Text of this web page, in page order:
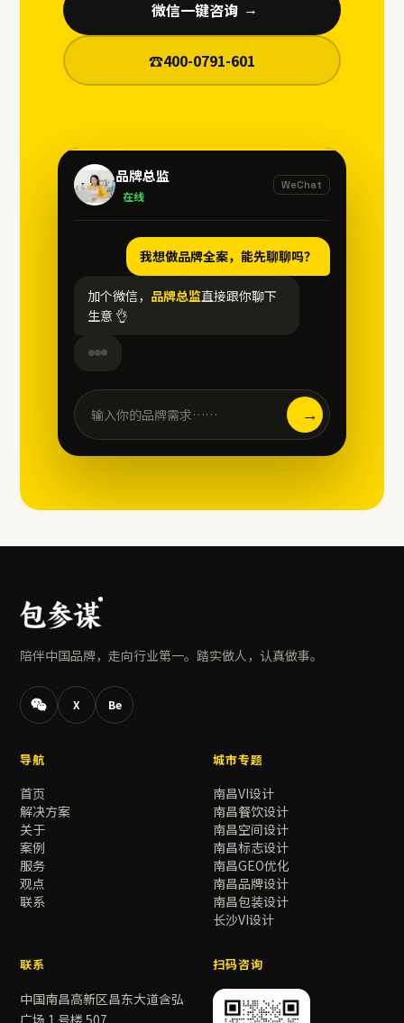
微信一键咨询 →
☎400-0791-601
品牌总监
在线
WeChat
我想做品牌全案，能先聊聊吗？
加个微信， 品牌总监直接跟你聊下
生意 👌
输入你的品牌需求…… →
陪伴中国品牌，走向行业第一。踏实做人，认真做事。
X Be
导航
首页
解决方案
关于
案例
服务
观点
联系
城市专题
南昌VI设计
南昌餐饮设计
南昌空间设计
南昌标志设计
南昌GEO优化
南昌品牌设计
南昌包装设计
长沙VI设计
联系
中国南昌高新区昌东大道含弘
广场 1 号楼 507
扫码咨询